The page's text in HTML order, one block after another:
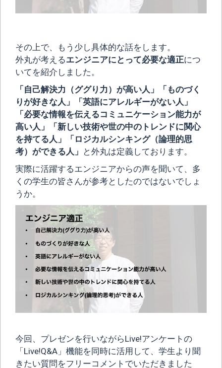
その上で、もう少し具体的な話をします。
外丸が考えるエンジニアにとって必要な適正につ
いてを紹介しました。
「自己解決力（ググり力）が高い人」「ものづく
りが好きな人」「英語にアレルギーがない人」
「必要な情報を伝えるコミュニケーション能力が
高い人」「新しい技術や世の中のトレンドに関心
を持てる人」「ロジカルシンキング（論理的思
考）ができる人」 と外丸は定義しております。
実際に活躍するエンジニアからの声を聞いて、多
くの学生の皆さんが参考としたのではないでしょ
うか。
今回、プレゼンを行いながらLive!アンケートの
「Live!Q&A」機能を同時に活用して、学生より聞
きたい質問をフリーコメントでいただきました